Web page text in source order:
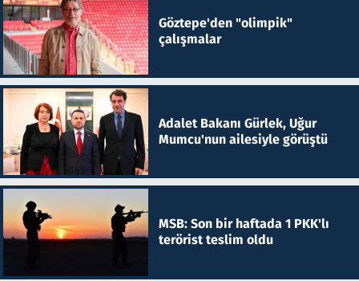
Göztepe'den "olimpik"
çalışmalar
Adalet Bakanı Gürlek, Uğur
Mumcu'nun ailesiyle görüştü
MSB: Son bir haftada 1 PKK'lı
terörist teslim oldu